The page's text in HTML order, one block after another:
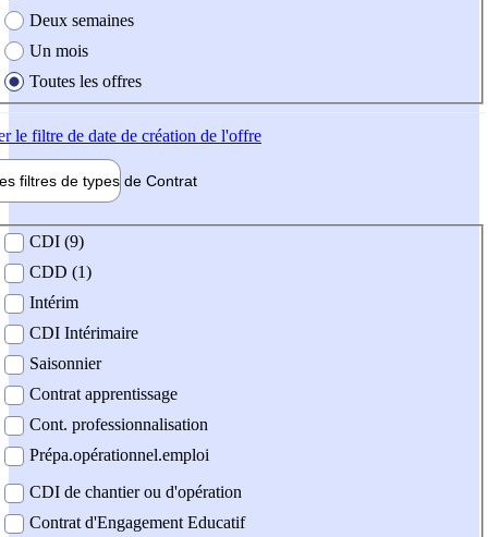
Deux semaines
Un mois
Toutes les offres
le filtre de date de création de l'offre
filtres de types de Contrat
contrat
CDI (9)
CDD (1)
Intérim
CDI Intérimaire
Saisonnier
Contrat apprentissage
Cont. professionnalisation
Prépa.opérationnel.emploi
CDI de chantier ou d'opération
Contrat d'Engagement Educatif